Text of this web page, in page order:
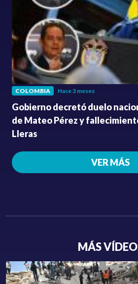
COLOMBIA Hace 3 meses
Gobierno decretó duelo
de Mateo Pérez y
Lleras
VER MÁS
MÁS